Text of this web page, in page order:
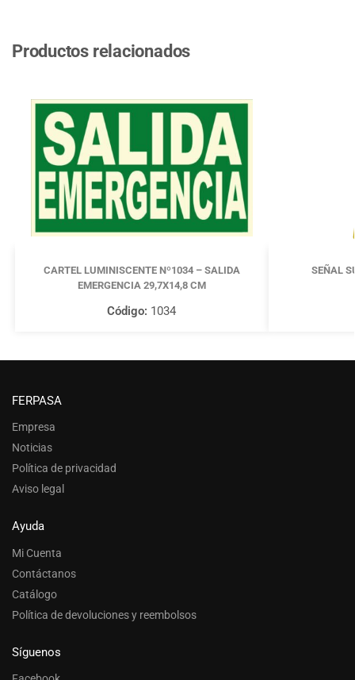
Productos relacionados
CARTEL LUMINISCENTE Nº1034 – SALIDA
EMERGENCIA 29,7X14,8 CM
Código: 1034
SEÑAL
FERPASA
Empresa
Noticias
Política de privacidad
Aviso legal
Ayuda
Mi Cuenta
Contáctanos
Catálogo
Política de devoluciones y reembolsos
Síguenos